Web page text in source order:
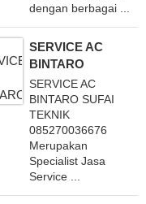
dengan berbagai ...
SERVICE AC
BINTARO
SERVICE AC
BINTARO SUFAI
TEKNIK
085270036676
Merupakan
Specialist Jasa
Service ...